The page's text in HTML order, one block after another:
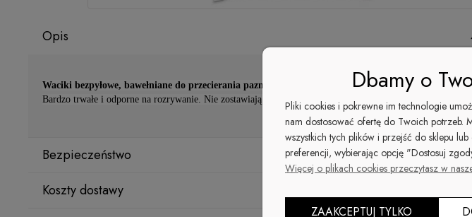
Opis
Waciki bezpyłowe, bawełniane do przecierania paznokci.
Bardzo trwałe i odporne na rozrywanie. Nie zostawiają żadnych śladów i pyłków po użyciu.
Bezpieczeństwo
Producent
Koszty dostawy
Dbamy o
Pliki cookies i pokrewne im technologie
nam dostosować ofertę do Twoich potrzeb.
wszystkich tych plików i przejść do sklepu
preferencji, wybierając opcję "Dostosuj
Więcej o plikach cookies przeczytasz w
ZAAKCEPTUJ TYLKO